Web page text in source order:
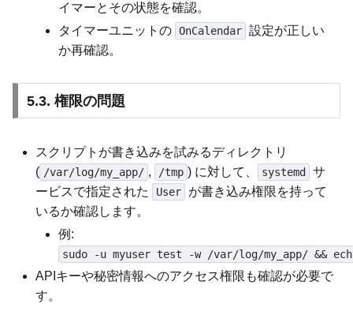
イマーとその状態を確認。
タイマーユニットの OnCalendar 設定が正しい
か再確認。
5.3. 権限の問題
スクリプトが書き込みを試みるディレクトリ
( /var/log/my_app/ , /tmp ) に対して、 systemd サ
ービスで指定された
User
が書き込み権限を持って
いるか確認します。
例:
sudo -u myuser test -w /var/log/my_app/ &&
APIキーや秘密情報へのアクセス権限も確認が必要で
す。